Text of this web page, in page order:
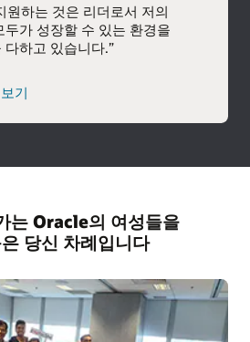
원하는 것은 리더로서 저의
가 성장할 수 있는 환경을
하고 있습니다.”
기
는 Oracle의 여성들을
당신 차례입니다